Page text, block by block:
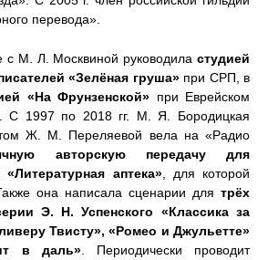
перевода».
с М. Л. Москвиной руководила студией
«Зелёная груша»при СРП, в
«На Фрунзенской» при Еврейском
С 1997 по 2018 гг. М. Я. Бородицкая
Ж. М. Переляевой вела на «Радио
авторскую передачу для
аптека», для которой
она написала сценарии для трёх
Э. Н. Успенского «Классика за
Твисту», «Ромео и Джульетте»
в даль». Периодически проводит